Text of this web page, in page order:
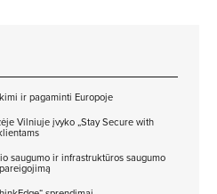
ir pagaminti Europoje
Vilniuje įvyko „Stay Secure with
saugumo ir infrastruktūros saugumo